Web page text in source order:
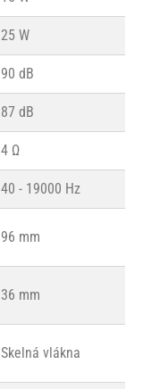
25 W
90 dB
87 dB
4 Ω
40 - 19000 Hz
96 mm
36 mm
Skelná vlákna